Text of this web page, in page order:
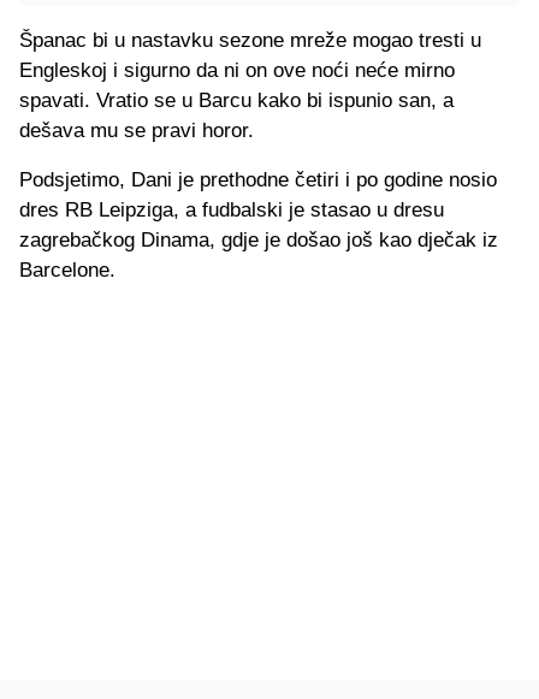
Španac bi u nastavku sezone mreže mogao tresti u
Engleskoj i sigurno da ni on ove noći neće mirno
spavati. Vratio se u Barcu kako bi ispunio san, a
dešava mu se pravi horor.
Podsjetimo, Dani je prethodne četiri i po godine nosio
dres RB Leipziga, a fudbalski je stasao u dresu
zagrebačkog Dinama, gdje je došao još kao dječak iz
Barcelone.